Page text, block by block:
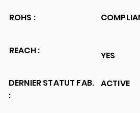
ROHS :
REACH :
DERNIER STATUT FAB.
:
YES
ACTIVE